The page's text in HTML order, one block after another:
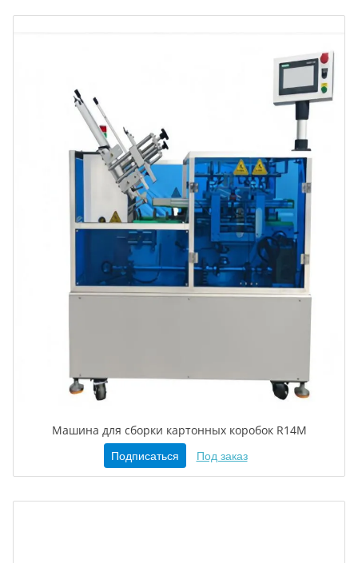
Машина для сборки картонных коробок R14M
Подписаться Под заказ